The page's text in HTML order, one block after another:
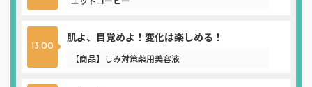
13:00
肌よ、目覚めよ！変化は楽しめる！
【商品】しみ対策薬用美容液